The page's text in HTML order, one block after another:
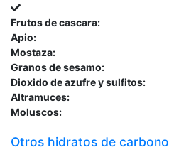
Frutos de cascara:
Apio:
Mostaza:
Granos de sesamo:
Dioxido de azufre y sulfitos:
Altramuces:
Moluscos:
Otros hidratos de carbono